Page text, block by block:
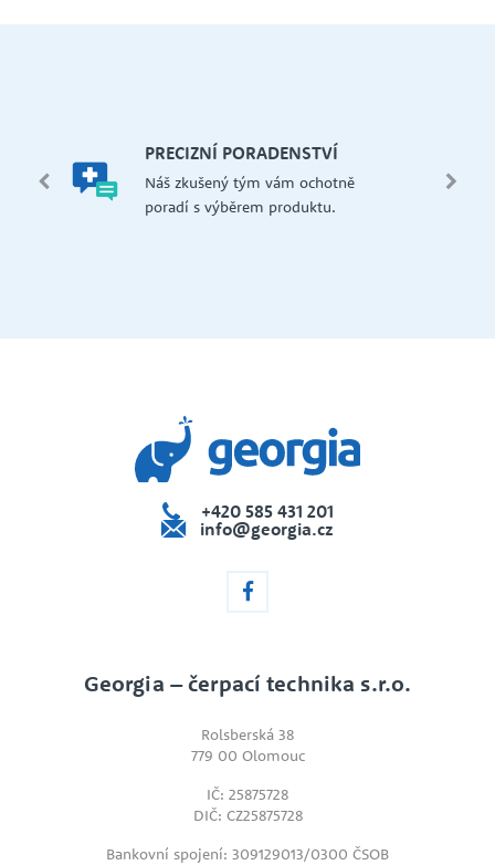
PRECIZNÍ PORADENSTVÍ
Náš zkušený tým vám ochotně
poradí s výběrem produktu.
+420 585 431 201
info@georgia.cz
Georgia – čerpací technika s.r.o.
Rolsberská 38
779 00 Olomouc
IČ: 25875728
DIČ: CZ25875728
Bankovní spojení: 309129013/0300 ČSOB